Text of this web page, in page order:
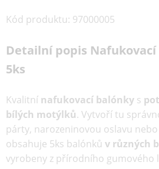
Kód produktu: 97000005
Detailní popis
5ks
Kvalitní nafukovací balónky s
bílých motýlků. Vytvoří tu
párty, narozeninovou oslavu
obsahuje 5ks balónků v různých
vyrobeny z přírodního gumového